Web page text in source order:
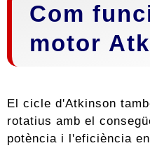
Com
motor
El cicle d'Atkinson
rotatius amb el
potència i l'eficiència